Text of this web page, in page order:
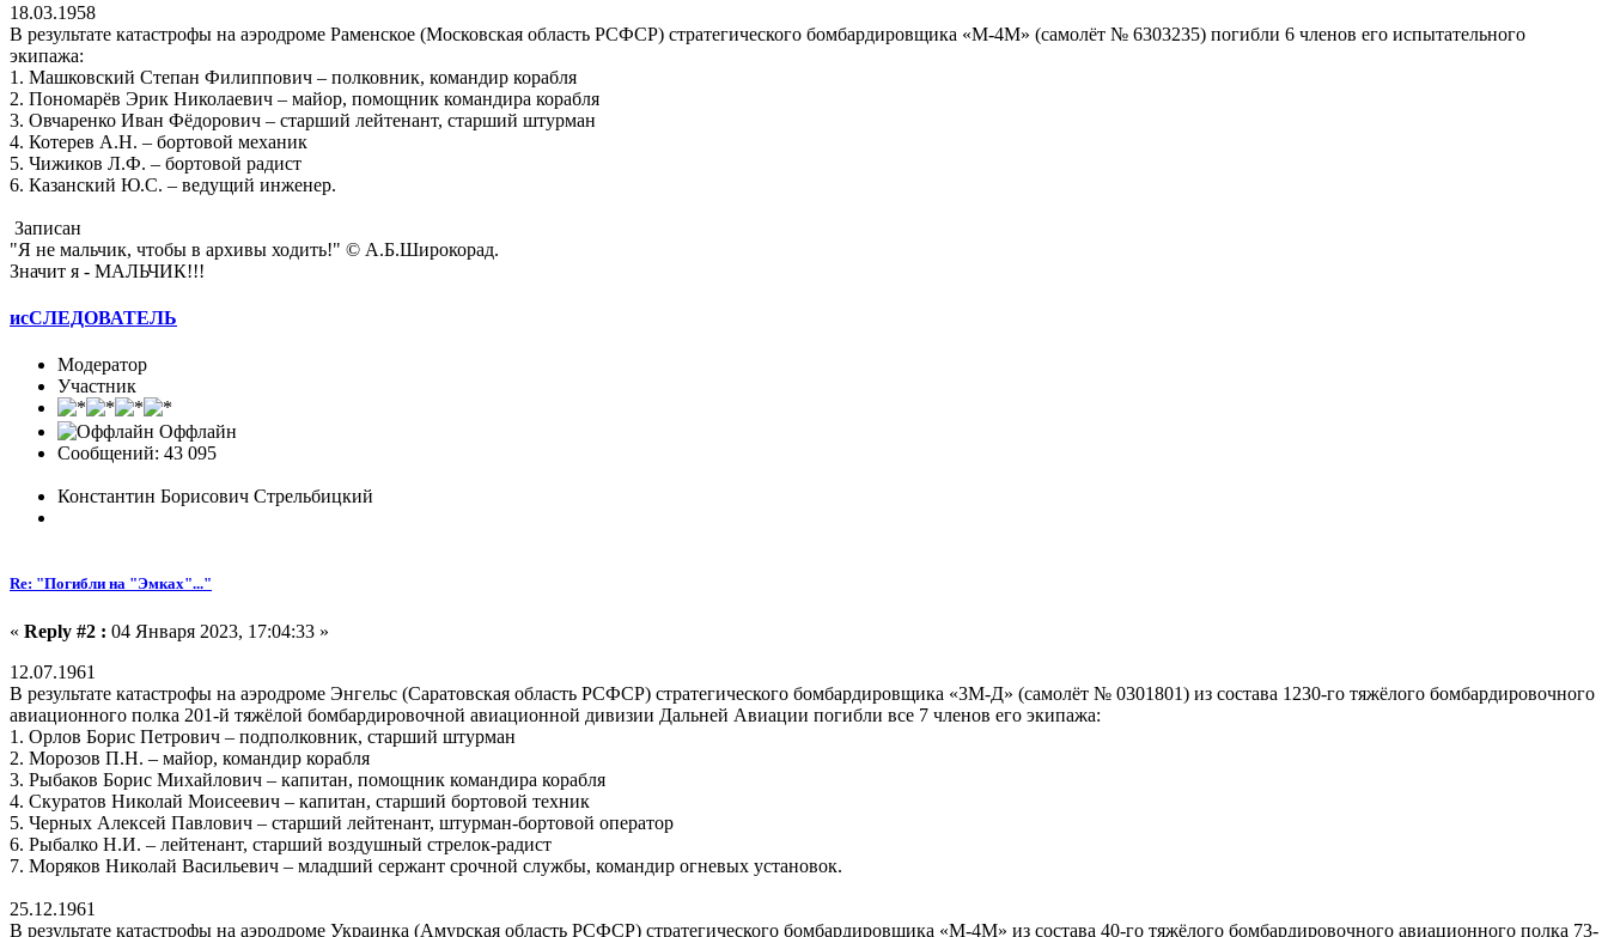
18.03.1958
В результате катастрофы на аэродроме Раменское (Московская область РСФСР) стратегического бомбардировщика «М-4М» (самолёт № 6303235) погибли 6 членов его испытательного
экипажа:
1. Машковский Степан Филиппович – полковник, командир корабля
2. Пономарёв Эрик Николаевич – майор, помощник командира корабля
3. Овчаренко Иван Фёдорович – старший лейтенант, старший штурман
4. Котерев А.Н. – бортовой механик
5. Чижиков Л.Ф. – бортовой радист
6. Казанский Ю.С. – ведущий инженер.
Записан
"Я не мальчик, чтобы в архивы ходить!" © А.Б.Широкорад.
Значит я - МАЛЬЧИК!!!
исСЛЕДОВАТЕЛЬ
Модератор
Участник
Оффлайн
Сообщений: 43 095
Константин Борисович Стрельбицкий
Re: "Погибли на "Эмках"..."
« Reply #2 : 04 Января 2023, 17:04:33 »
12.07.1961
В результате катастрофы на аэродроме Энгельс (Саратовская область РСФСР) стратегического бомбардировщика «3М-Д» (самолёт № 0301801) из состава 1230-го тяжёлого бомбардировочного
авиационного полка 201-й тяжёлой бомбардировочной авиационной дивизии Дальней Авиации погибли все 7 членов его экипажа:
1. Орлов Борис Петрович – подполковник, старший штурман
2. Морозов П.Н. – майор, командир корабля
3. Рыбаков Борис Михайлович – капитан, помощник командира корабля
4. Скуратов Николай Моисеевич – капитан, старший бортовой техник
5. Черных Алексей Павлович – старший лейтенант, штурман-бортовой оператор
6. Рыбалко Н.И. – лейтенант, старший воздушный стрелок-радист
7. Моряков Николай Васильевич – младший сержант срочной службы, командир огневых установок.
25.12.1961
В результате катастрофы на аэродроме Украинка (Амурская область РСФСР) стратегического бомбардировщика «М-4М» из состава 40-го тяжёлого бомбардировочного авиационного полка 73-